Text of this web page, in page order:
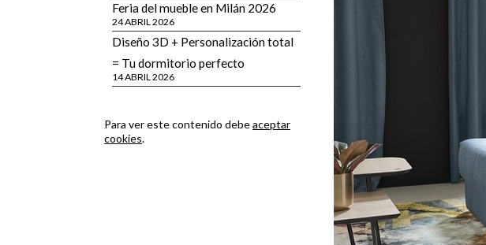
Feria del mueble en Milán 2026
24 ABRIL 2026
Diseño 3D + Personalización total
= Tu dormitorio perfecto
14 ABRIL 2026
Para ver este contenido debeaceptar
cookies.